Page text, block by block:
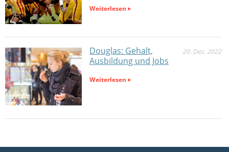
Weiterlesen
Douglas: Gehalt,
Ausbildung und Jobs
20. Dez. 2022
Weiterlesen